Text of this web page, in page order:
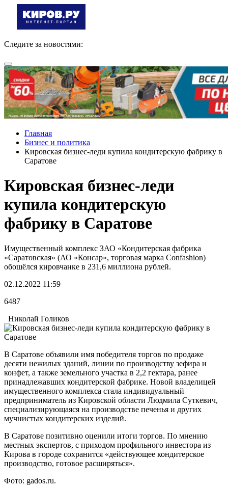
Следите за новостями:
Главная
Бизнес и политика
Кировская бизнес-леди купила кондитерскую фабрику в
Саратове
Кировская бизнес-леди
купила кондитерскую
фабрику в Саратове
Имущественный комплекс ЗАО «Кондитерская фабрика
«Саратовская» (АО «Консар», торговая марка Confashion)
обошёлся кировчанке в 231,6 миллиона рублей.
02.12.2022 11:59
6487
Николай Голиков
В Саратове объявили имя победителя торгов по продаже
десяти нежилых зданий, линии по производству зефира и
конфет, а также земельного участка в 2,2 гектара, ранее
принадлежавших кондитерской фабрике. Новой владелицей
имущественного комплекса стала индивидуальный
предприниматель из Кировской области Людмила Суткевич,
специализирующаяся на производстве печенья и других
мучнистых кондитерских изделий.
В Саратове позитивно оценили итоги торгов. По мнению
местных экспертов, с приходом профильного инвестора из
Кирова в городе сохранится «действующее кондитерское
производство, готовое расширяться».
Фото: gados.ru.